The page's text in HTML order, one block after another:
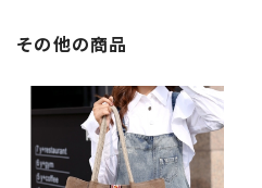
ル 韓国風 ファッション 春 夏 秋
冬 大人女子 トレンド 人気 着痩
0
その他の商品